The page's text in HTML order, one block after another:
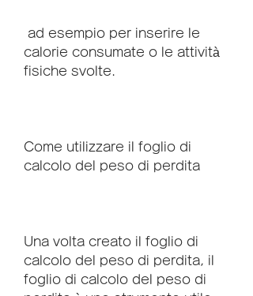
calorie consumate o le attività
fisiche svolte.
Come utilizzare il foglio di
calcolo del peso di perdita
Una volta creato il foglio di
calcolo del peso di perdita, il
foglio di calcolo del peso di